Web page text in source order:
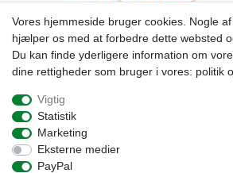
Betaling
Vores hjemmeside bruger cookies. Nogle
hjælper os med at forbedre dette websted
Du kan finde yderligere information om
dine rettigheder som bruger i vores: politik
Vigtig
Statistik
Marketing
Eksterne medier
PayPal